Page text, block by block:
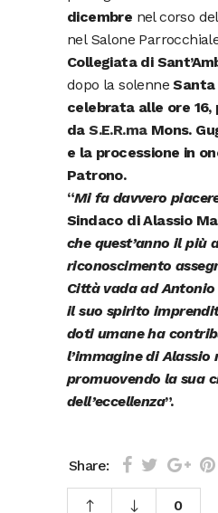
dicembre nel corso
nel Salone
Collegiata di
dopo la solenneSanta
celebrata alle ore 16,
daS.E.R.maMons.
e la processione in
Patrono.
“Mi fa davvero
Sindaco di Alassio
che quest’anno il più
riconoscimento
Città vada ad
il suo spirito
doti umane ha
l’immagine di Alassio
promuovendo la sua
dell’eccellenza”.
Share:
0